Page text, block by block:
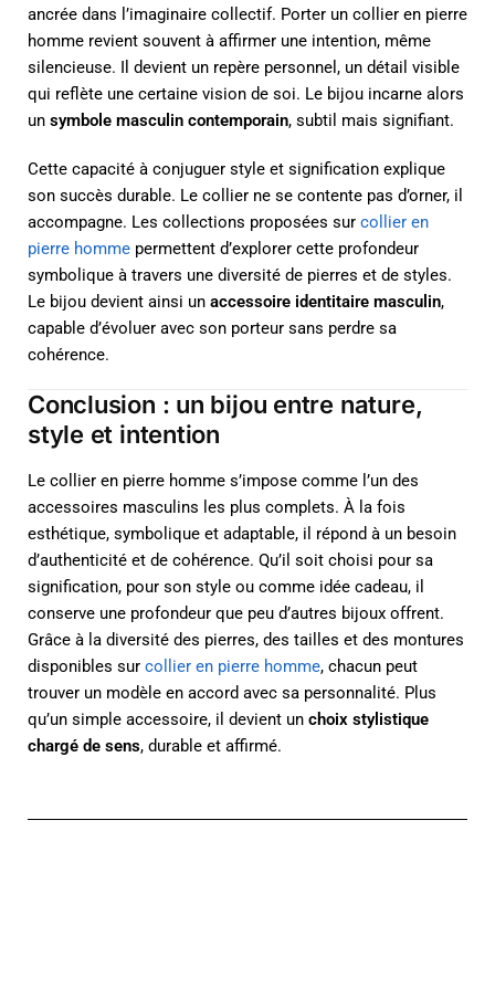
ancrée dans l’imaginaire collectif. Porter un collier en pierre
homme revient souvent à affirmer une intention, même
silencieuse. Il devient un repère personnel, un détail visible
qui reflète une certaine vision de soi. Le bijou incarne alors
un symbole masculin contemporain, subtil mais signifiant.
Cette capacité à conjuguer style et signification explique
son succès durable. Le collier ne se contente pas d’orner, il
accompagne. Les collections proposées sur collier en
pierre homme permettent d’explorer cette profondeur
symbolique à travers une diversité de pierres et de styles.
Le bijou devient ainsi un accessoire identitaire masculin,
capable d’évoluer avec son porteur sans perdre sa
cohérence.
Conclusion : un bijou entre nature,
style et intention
Le collier en pierre homme s’impose comme l’un des
accessoires masculins les plus complets. À la fois
esthétique, symbolique et adaptable, il répond à un besoin
d’authenticité et de cohérence. Qu’il soit choisi pour sa
signification, pour son style ou comme idée cadeau, il
conserve une profondeur que peu d’autres bijoux offrent.
Grâce à la diversité des pierres, des tailles et des montures
disponibles sur collier en pierre homme, chacun peut
trouver un modèle en accord avec sa personnalité. Plus
qu’un simple accessoire, il devient un choix stylistique
chargé de sens, durable et affirmé.